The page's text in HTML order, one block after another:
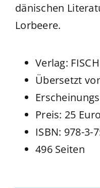
dänischen
Lorbeere.
Verlag:
Übersetzt
Preis: 25 Euro
ISBN: 978-3-
496 Seiten